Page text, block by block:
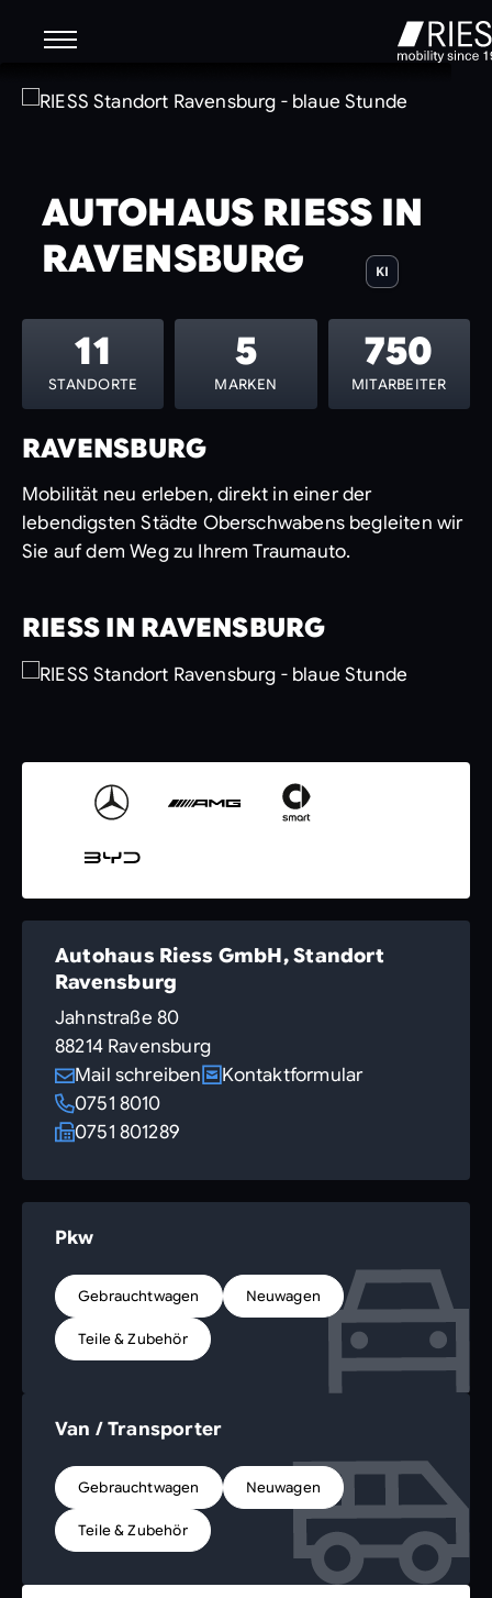
AUTOHAUS RIESS IN
RAVENSBURG
RAVENSBURG
Mobilität neu erleben, direkt in einer der
lebendigsten Städte Oberschwabens begleiten wir
Sie auf dem Weg zu Ihrem Traumauto.
11
STANDORTE
5
MARKEN
750
MITARBEITER
RIESS IN RAVENSBURG
Autohaus Riess GmbH, Standort
Ravensburg
Jahnstraße 80
88214 Ravensburg
Mail schreiben
Kontaktformular
0751 8010
0751 801289
Pkw
Gebrauchtwagen Neuwagen
Teile & Zubehör
Van / Transporter
Gebrauchtwagen Neuwagen
Teile & Zubehör
KI